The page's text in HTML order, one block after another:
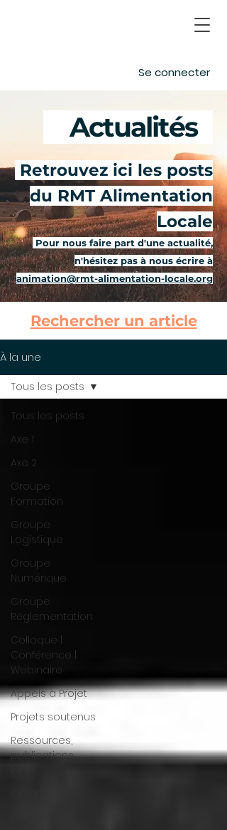
Se connecter
Actualités
Retrouvez ici les posts
du RMT Alimentation
Locale
Pour nous faire part d'une actualité,
n'hésitez pas à nous écrire à
animation@rmt-alimentation-locale.org
Rechercher un article
À la une
Tous les posts
Axe 1
Axe 2
Groupe
Formation
Groupe
Logistique
Groupe
Numérique
Groupe
Réglementation
Colloque |
Conférence |
Webinaire
Appels à Projet
Projets soutenus
Ressources,
publications,
Tous les posts